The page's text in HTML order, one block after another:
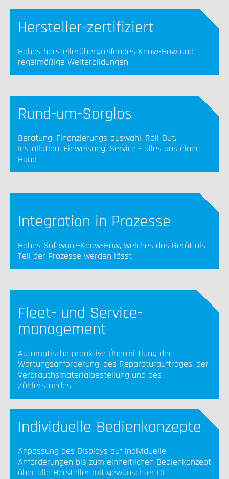
Hersteller-zertifiziert
Hohes herstellerübergreifendes Know-How und
regelmäßige Weiterbildungen
Rund-um-Sorglos
Beratung, Finanzierungs-auswahl, Roll-Out,
Installation, Einweisung, Service - alles aus einer
Hand
Integration in Prozesse
Hohes Software-Know-How, welches das Gerät als
Teil der Prozesse werden lässt
Fleet- und Service-
management
Automatische proaktive Übermittlung der
Wartungsanforderung, des Reparaturauftrages, der
Verbrauchsmaterialbestellung und des
Zählerstandes
Individuelle Bedienkonzepte
Anpassung des Displays auf individuelle
Anforderungen bis zum einheitlichen Bedienkonzept
über alle Hersteller mit gewünschter CI